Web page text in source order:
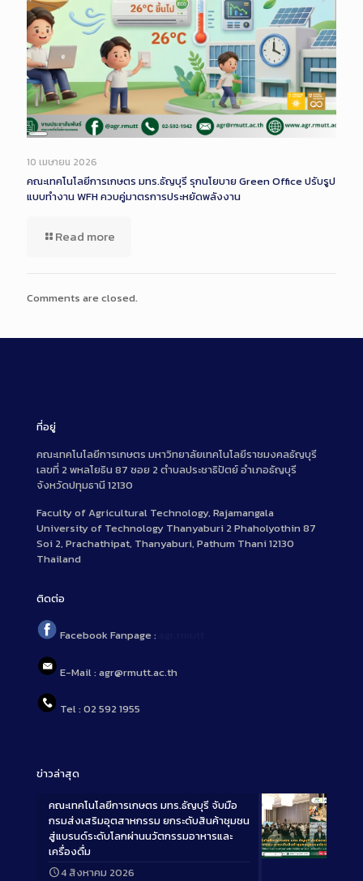
Long
Description
10 เมษายน 2026
คณะเทคโนโลยีการเกษตร มทร.ธัญบุรี รุกนโยบาย Green Office ปรับรูป
แบบทำงาน WFH ควบคู่มาตรการประหยัดพลังงาน
Read more
Comments are closed.
ที่อยู่
คณะเทคโนโลยีการเกษตร มหาวิทยาลัยเทคโนโลยีราชมงคลธัญบุรี
เลขที่ 2 พหลโยธิน 87 ซอย 2 ตำบลประชาธิปัตย์ อำเภอธัญบุรี
จังหวัดปทุมธานี 12130
Faculty of Agricultural Technology, Rajamangala
University of Technology Thanyaburi 2 Phaholyothin 87
Soi 2, Prachathipat, Thanyaburi, Pathum Thani 12130
Thailand
ติดต่อ
Facebook Fanpage :
E-Mail : agr@rmutt.ac.th
Tel : 02 592 1955
ข่าวล่าสุด
Long
คณะเทคโนโลยีการเกษตร มทร.ธัญบุรี จับมือ
กรมส่งเสริมอุตสาหกรรม ยกระดับสินค้าชุมชน
สู่แบรนด์ระดับโลกผ่านนวัตกรรมอาหารและ
เครื่องดื่ม
4 สิงหาคม 2026